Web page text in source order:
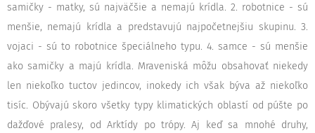
samičky - matky, sú najväčšie a nemajú krídla. 2. robotnice - sú
menšie, nemajú krídla a predstavujú najpočetnejšiu skupinu. 3.
vojaci - sú to robotnice špeciálneho typu. 4. samce - sú menšie
ako samičky a majú krídla. Mraveniská môžu obsahovať niekedy
len niekoľko tuctov jedincov, inokedy ich však býva až niekoľko
tisíc. Obývajú skoro všetky typy klimatických oblastí od púšte po
dažďové pralesy, od Arktídy po trópy. Aj keď sa mnohé druhy,